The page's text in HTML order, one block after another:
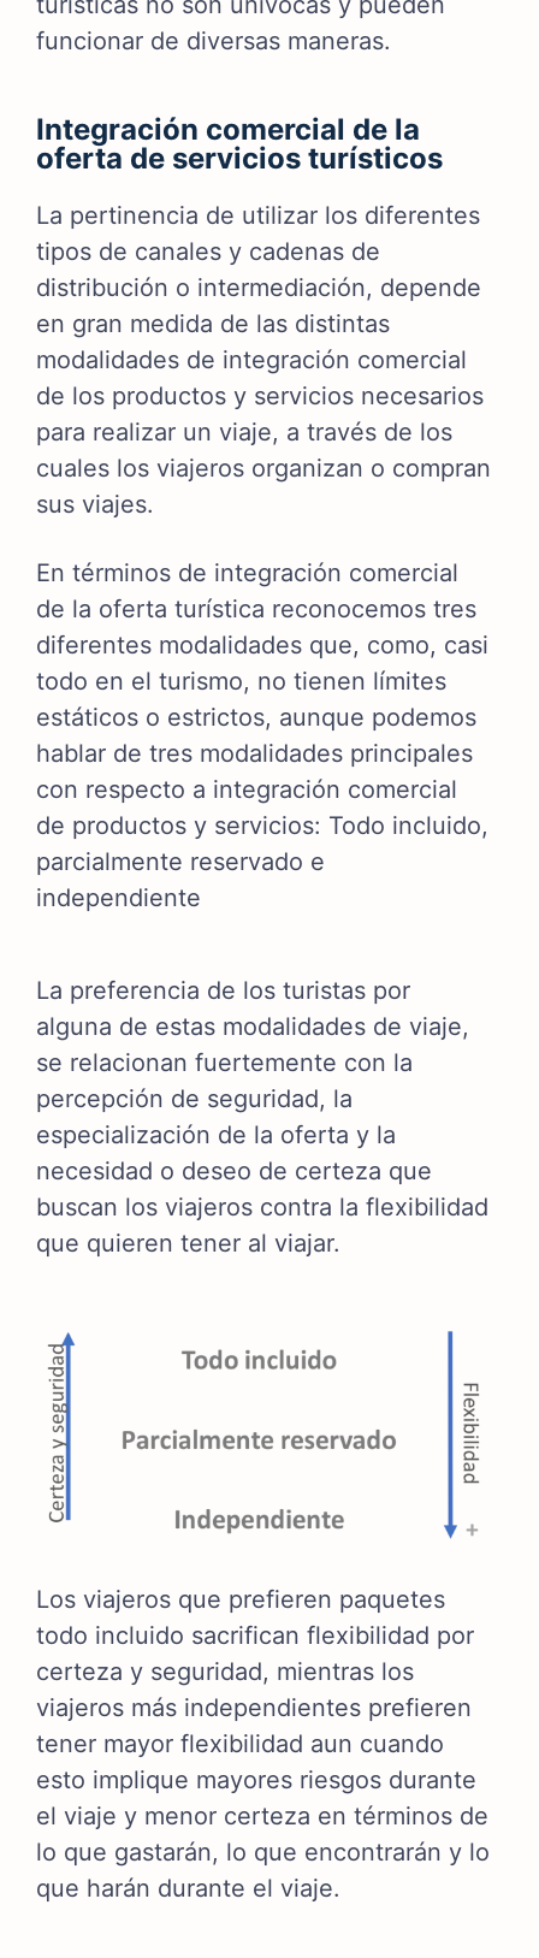
funcionar de diversas maneras.
Integración comercial de la
oferta de servicios turísticos
La pertinencia de utilizar los diferentes
tipos de canales y cadenas de
distribución o intermediación, depende
en gran medida de las distintas
modalidades de integración comercial
de los productos y servicios necesarios
para realizar un viaje, a través de los
cuales los viajeros organizan o compran
sus viajes.
En términos de integración comercial
de la oferta turística reconocemos tres
diferentes modalidades que, como, casi
todo en el turismo, no tienen límites
estáticos o estrictos, aunque podemos
hablar de tres modalidades principales
con respecto a integración comercial
de productos y servicios: Todo incluido,
parcialmente reservado e
independiente
La preferencia de los turistas por
alguna de estas modalidades de viaje,
se relacionan fuertemente con la
percepción de seguridad, la
especialización de la oferta y la
necesidad o deseo de certeza que
buscan los viajeros contra la flexibilidad
que quieren tener al viajar.
Los viajeros que prefieren paquetes
todo incluido sacrifican flexibilidad por
certeza y seguridad, mientras los
viajeros más independientes prefieren
tener mayor flexibilidad aun cuando
esto implique mayores riesgos durante
el viaje y menor certeza en términos de
lo que gastarán, lo que encontrarán y lo
que harán durante el viaje.